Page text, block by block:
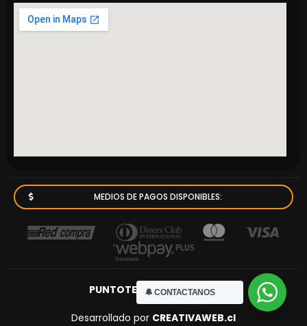
MEDIOS DE PAGOS DISPONIBLES:
PUNTOTECNICO.cl© 2023
Desarrollado por CREATIVAWEB.cl
🔔 CONTACTANOS